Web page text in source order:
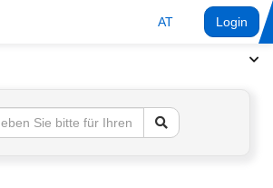
AT Login